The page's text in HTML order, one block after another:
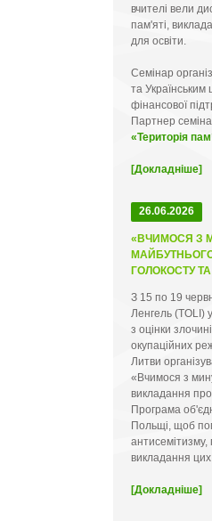
вчителі вели
пам'яті,
для освіти.
Семінар
та Українським
фінансової
Партнер
«Територія
[Докладніше]
26.06.2026
«ВЧИМОСЯ З
ГОЛОКОСТУ
З 15 по 19
Ленгель (TOLI)
з оцінки
окупаційних
Литви
«Вчимося з
викладання
Програма
Польщі, щоб
викладання
[Докладніше]